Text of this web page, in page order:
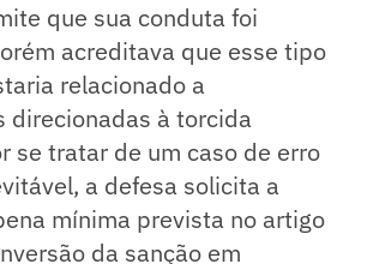
que sua conduta foi
acreditava que esse tipo
relacionado a
direcionadas à torcida
se tratar de um caso de erro
a defesa solicita a
mínima prevista no artigo
da sanção em